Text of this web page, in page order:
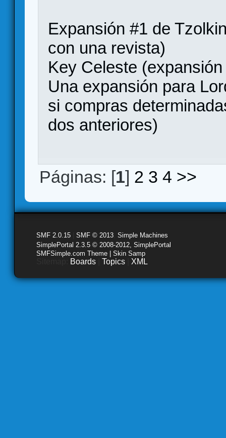
Expansión #1 de
con una revista)
Key Celeste
Una expansión para
si compras
dos anteriores)
Páginas: [1] 2 3 4 >>
SMF 2.0.15 SMF © 2013 Simple Machines
SimplePortal 2.3.5 © 2008-2012, SimplePortal
SMFSimple.com Theme | Skin Samp
Boards Topics XML